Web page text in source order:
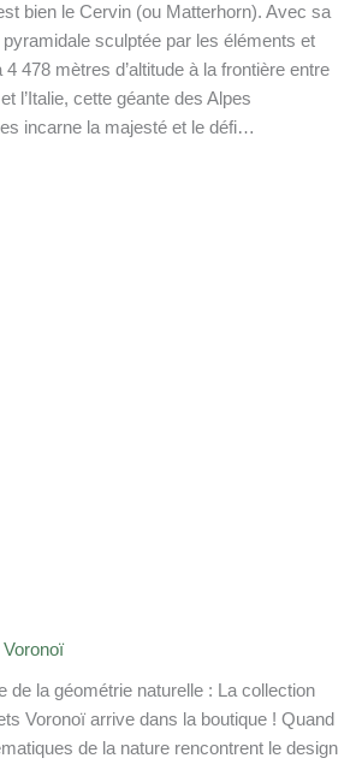
bien le Cervin (ou Matterhorn). Avec sa
sculptée par les éléments et
478 mètres d’altitude à la frontière entre
l’Italie, cette géante des Alpes
incarne la majesté et le défi…
de la géométrie naturelle : La collection de
arrive dans la boutique ! Quand les
de la nature rencontrent le design